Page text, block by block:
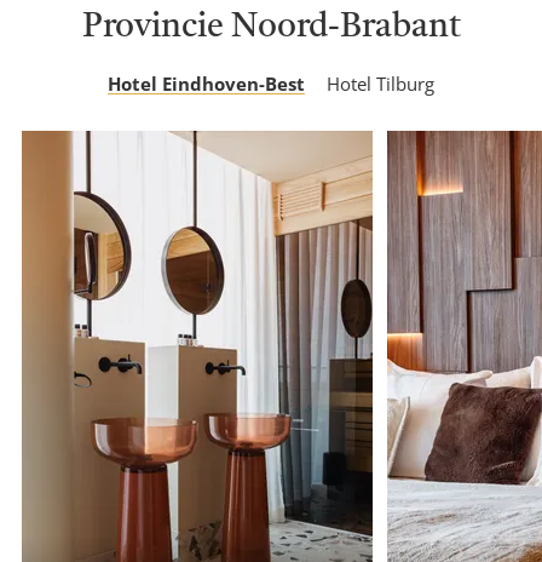
Provincie Noord-Brabant
Hotel Eindhoven-Best Hotel Tilburg